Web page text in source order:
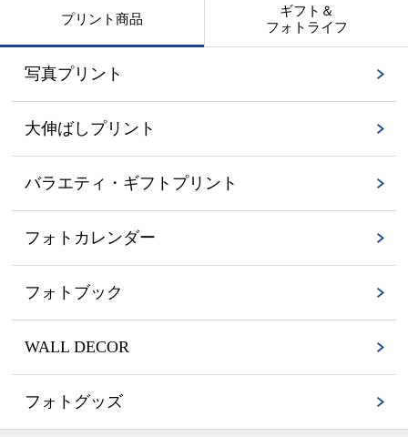
プリント商品
写真プリント
大伸ばしプリント
バラエティ・ギフトプリント
フォトカレンダー
フォトブック
WALL DECOR
フォトグッズ
ギフト＆
フォトライフ